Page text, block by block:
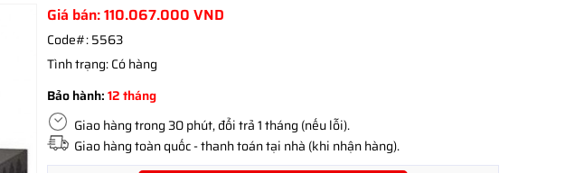
Giá bán:110.067.000 VND
Code#:5563
Tình trạng:Có hàng
Bảo hành:12 tháng
Giao hàng trong 30 phút, đổi trả 1 tháng (nếu lỗi).
Giao hàng toàn quốc - thanh toán tại nhà (khi nhận hàng).